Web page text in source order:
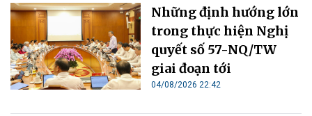
Những định hướng lớn
trong thực hiện Nghị
quyết số 57-NQ/TW
giai đoạn tới
04/08/2026 22:42